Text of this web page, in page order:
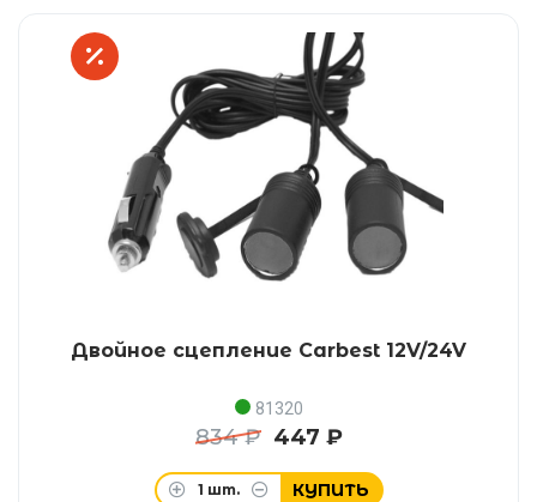
Двойное сцепление Carbest 12V/24V
81320
834 ₽ 447 ₽
1 шт. КУПИТЬ